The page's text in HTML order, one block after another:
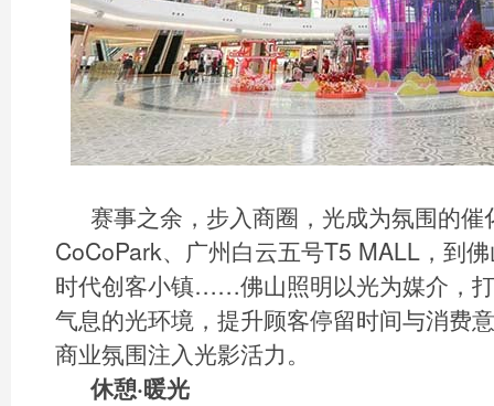
赛事之余，步入商圈，光成为氛围的催
CoCoPark、广州白云五号T5 MALL，到
时代创客小镇……佛山照明以光为媒介，
气息的光环境，提升顾客停留时间与消费
商业氛围注入光影活力。
休憩·暖光